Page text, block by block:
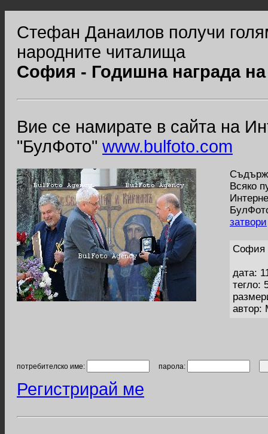
Стефан Данаилов получи
народните читалища
София - Годишна награда
Вие се намирате в сайта на
"БулФото" www.bulfoto.com
Всяко
затвори
София
дата:
тегло:
автор:
потребителско име: парола:
Регистрирай ме